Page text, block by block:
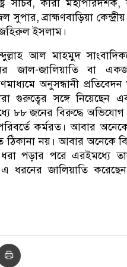
সচিব, কারা
সুপার, ব্রাহ্মণবাড়িয়া
জহিরুল ইসলাম।
আল মাহমুদ
জাল-জালিয়াতি বা
অনুসন্ধানী
গুরুত্বের সঙ্গে নিয়েছেন
৮৮ জনের বিরুদ্ধে অভিযোগ
কর্মরত। আবার
ঠিকানা নয়। আবার অনেকে
পড়ার পরে এরইমধ্যে
ধরনের জালিয়াতি